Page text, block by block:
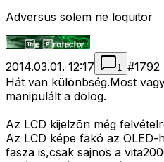
Adversus solem ne loquitor
2014.03.01. 12:17 1 #1792
Hát van különbség.Most
manipulált a dolog.
Az LCD kijelzõn még
Az LCD képe fakó az
fasza is,csak sajnos a